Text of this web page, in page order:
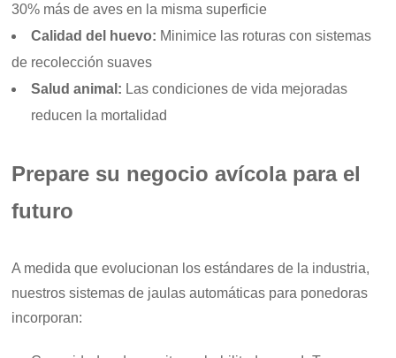
30% más de aves en la misma superficie
Calidad del huevo: Minimice las roturas con sistemas
de recolección suaves
Salud animal: Las condiciones de vida mejoradas
reducen la mortalidad
Prepare su negocio avícola para el
futuro
A medida que evolucionan los estándares de la industria,
nuestros sistemas de jaulas automáticas para ponedoras
incorporan: